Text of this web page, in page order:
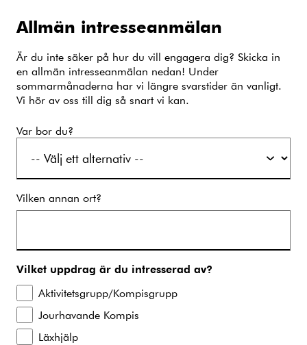
Allmän intresseanmälan
Är du inte säker på hur du vill engagera dig? Skicka in
en allmän intresseanmälan nedan! Under
sommarmånaderna har vi längre svarstider än vanligt.
Vi hör av oss till dig så snart vi kan.
Var bor du?
Vilken annan ort?
Vilket uppdrag är du intresserad av?
Aktivitetsgrupp/Kompisgrupp
Jourhavande Kompis
Läxhjälp